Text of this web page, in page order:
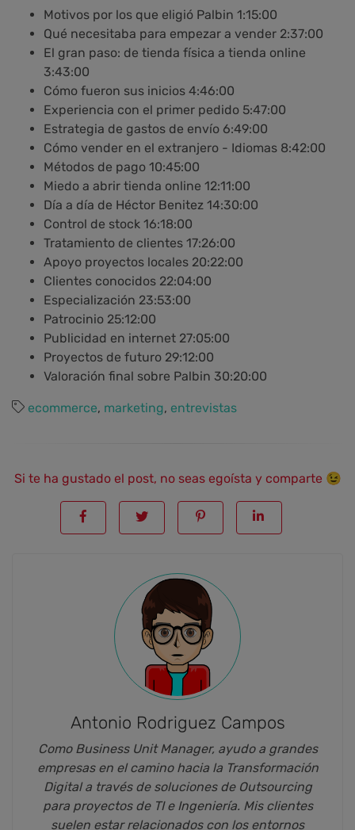
Motivos por los que eligió Palbin 1:15:00
Qué necesitaba para empezar a vender 2:37:00
El gran paso: de tienda física a tienda online
3:43:00
Cómo fueron sus inicios 4:46:00
Experiencia con el primer pedido 5:47:00
Estrategia de gastos de envío 6:49:00
Cómo vender en el extranjero - Idiomas 8:42:00
Métodos de pago 10:45:00
Miedo a abrir tienda online 12:11:00
Día a día de Héctor Benitez 14:30:00
Control de stock 16:18:00
Tratamiento de clientes 17:26:00
Apoyo proyectos locales 20:22:00
Clientes conocidos 22:04:00
Especialización 23:53:00
Patrocinio 25:12:00
Publicidad en internet 27:05:00
Proyectos de futuro 29:12:00
Valoración final sobre Palbin 30:20:00
ecommerce, marketing, entrevistas
Si te ha gustado el post, no seas egoísta y comparte 😉
Antonio Rodriguez Campos
Como Business Unit Manager, ayudo a grandes
empresas en el camino hacia la Transformación
Digital a través de soluciones de Outsourcing
para proyectos de TI e Ingeniería. Mis clientes
suelen estar relacionados con los entornos